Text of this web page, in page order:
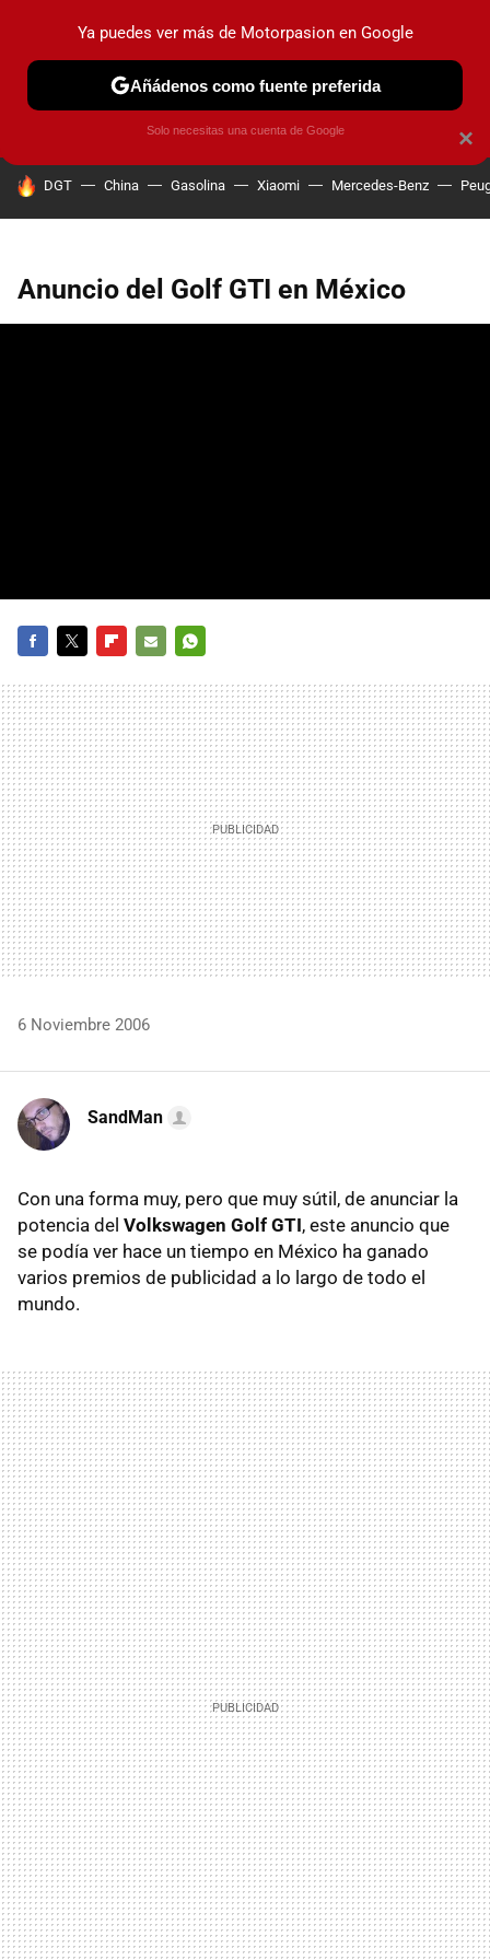
PRUEBAS COCHES ELÉCTRICOS OBSERVATORIO
HOY SE HABLA DE
DGT China Gasolina Xiaomi Mercedes-Benz
Anuncio del Golf GTI en México
MAIL
6 Noviembre 2006
SandMan
Con una forma muy, pero que muy sútil, de anunciar la
potencia del Volkswagen Golf GTI, este anuncio que
se podía ver hace un tiempo en México ha ganado
varios premios de publicidad a lo largo de todo el
mundo.
×
Ya puedes ver más de Motorpasion en Google
Añádenos como fuente preferida
Solo necesitas una cuenta de Google